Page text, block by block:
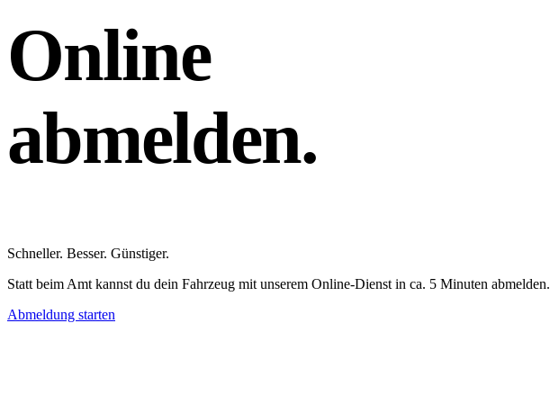
Online
abmelden.
Schneller. Besser. Günstiger.
Statt beim Amt kannst du dein Fahrzeug mit unserem Online-Dienst in ca. 5 Minuten abmelden.
Abmeldung starten